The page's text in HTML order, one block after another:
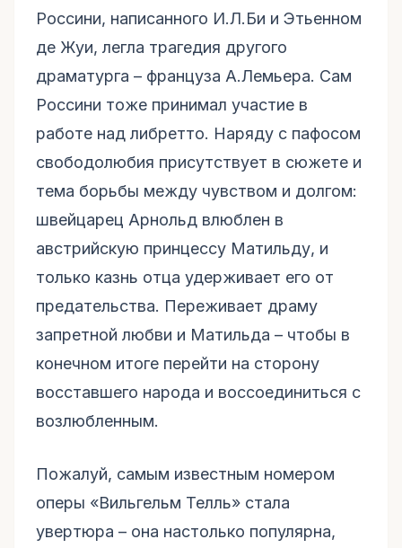
Россини, написанного И.Л.Би и Этьенном
де Жуи, легла трагедия другого
драматурга – француза А.Лемьера. Сам
Россини тоже принимал участие в
работе над либретто. Наряду с пафосом
свободолюбия присутствует в сюжете и
тема борьбы между чувством и долгом:
швейцарец Арнольд влюблен в
австрийскую принцессу Матильду, и
только казнь отца удерживает его от
предательства. Переживает драму
запретной любви и Матильда – чтобы в
конечном итоге перейти на сторону
восставшего народа и воссоединиться с
возлюбленным.
Пожалуй, самым известным номером
оперы «Вильгельм Телль» стала
увертюра – она настолько популярна,